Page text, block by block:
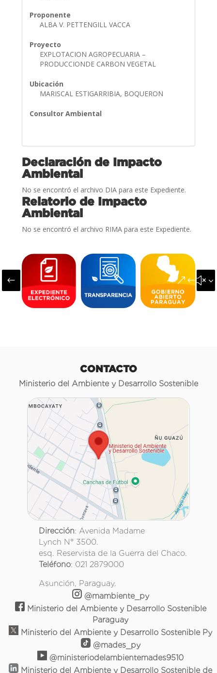
Proponente
ALBA V. PETTENGILL VACCA
Proyecto
EXPLOTACION AGROPECUARIA –
PRODUCCIONDE CARBON VEGETAL
Ubicación
MARISCAL ESTIGARRIBIA, BOQUERON
Consultor Ambiental
Declaración de Impacto
Ambiental
No se encontró el archivo DIA para este Expediente.
Relatorio de Impacto
Ambiental
No se encontró el archivo RIMA para este Expediente.
#
CONTACTO
Ministerio del Ambiente y Desarrollo Sostenible
Dirección: Avenida Madame
Lynch N° 3500.
esq. Reservista de la Guerra del Chaco.
Teléfono: 021 2879000
Asunción, Paraguay.
@mambiente_py
Ministerio del Ambiente y Desarrollo Sostenible
Paraguay
Ministerio del Ambiente y Desarrollo Sostenible Py
@mades_py
@ministeriodelambientemades9510
Ministerio del Ambiente y Desarrollo Sostenible de